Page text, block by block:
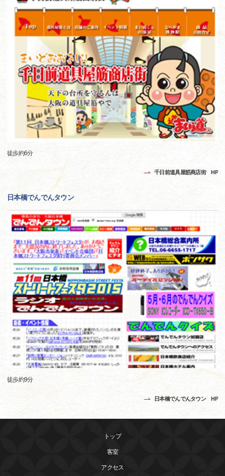
徒歩約6分
千日前道具屋筋商店街 HP
日本橋でんでんタウン
徒歩約9分
日本橋でんでんタウン HP
トップ
客室
アクセス